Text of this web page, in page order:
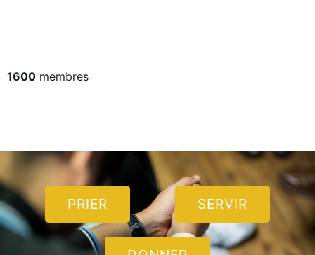
1600 membres
PRIER SERVIR